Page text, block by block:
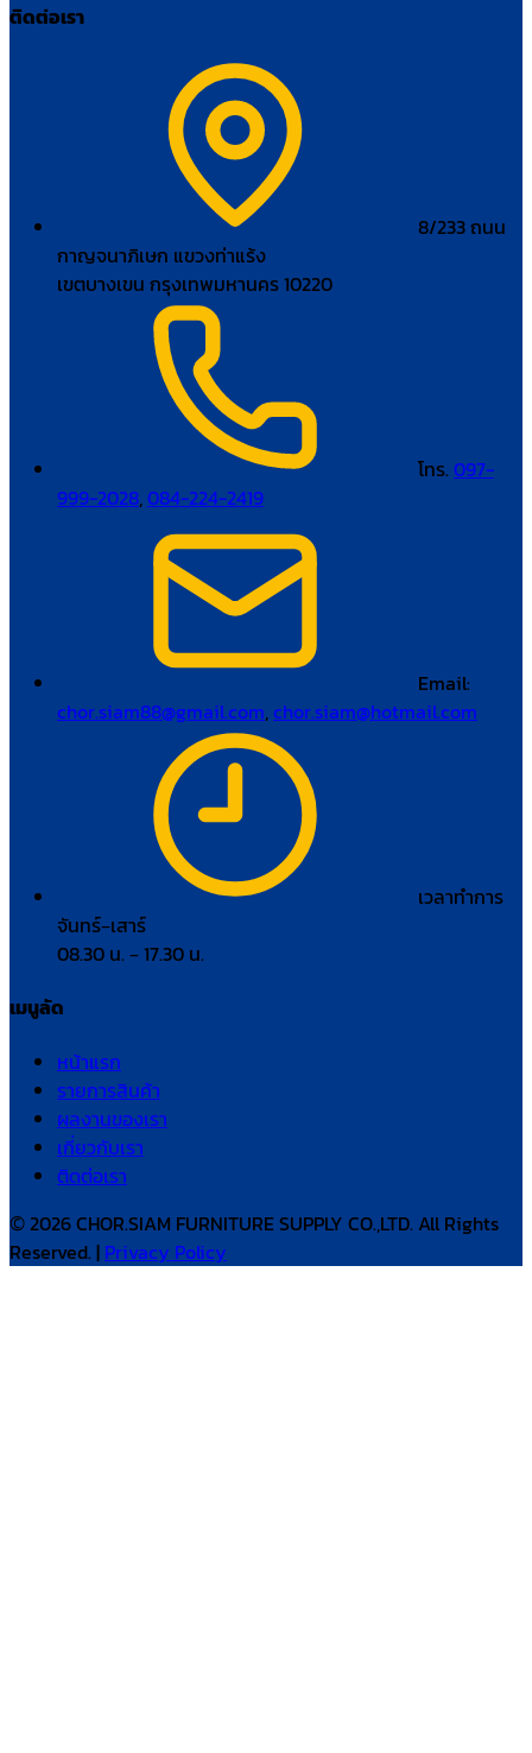
ติดต่อเรา
8/233 ถนน
กาญจนาภิเษก แขวงท่าแร้ง
เขตบางเขน กรุงเทพมหานคร 10220
โทร. 097-
999-2028,084-224-2419
Email:
chor.siam88@gmail.com,chor.siam@hotmail.com
เวลาทำการ
จันทร์–เสาร์
08.30 น. – 17.30 น.
เมนูลัด
หน้าแรก
รายการสินค้า
ผลงานของเรา
เกี่ยวกับเรา
ติดต่อเรา
© 2026 CHOR.SIAM FURNITURE SUPPLY CO.,LTD. All Rights
Reserved. | Privacy Policy